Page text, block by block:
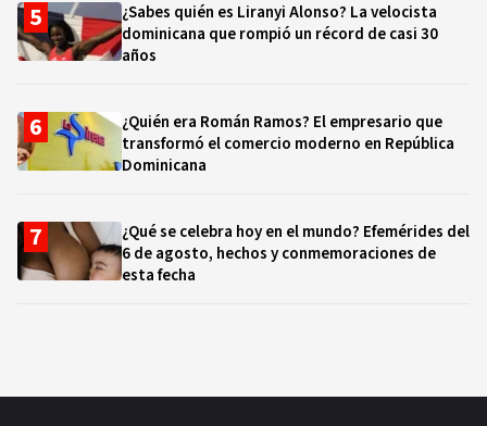
¿Sabes quién es Liranyi Alonso? La velocista
dominicana que rompió un récord de casi 30
años
¿Quién era Román Ramos? El empresario que
transformó el comercio moderno en República
Dominicana
¿Qué se celebra hoy en el mundo? Efemérides del
6 de agosto, hechos y conmemoraciones de
esta fecha